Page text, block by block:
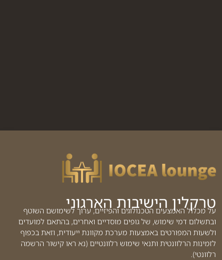
טרקלין הישיבות הארגוני
על מכלול האמצעים הטכנולוגים והפיזיים, ערוך לשימושם השוטף
ובתשלום דמי שימוש, של גופים מוסדיים ואחרים, בהתאם למועדים
ולשעות המפורטים באמצעות מערכת מקוונת ייעודית, וזאת בכפוף
לזמינות הרלוונטית ותנאי שימוש רלוונטיים (נא ראו קישור הרשמה
רלוונטי).